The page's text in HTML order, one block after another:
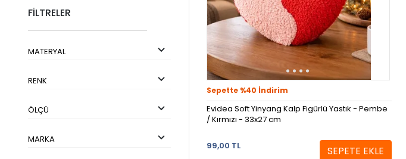
FİLTRELER
MATERYAL
RENK
ÖLÇÜ
MARKA
Sepette %40 İndirim
Evidea Soft Yinyang Kalp Figürlü Yastık - Pembe
/ Kırmızı - 33x27 cm
99,00 TL SEPETE EKLE